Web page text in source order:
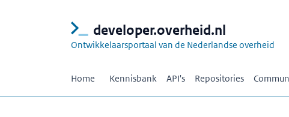
developer.overheid.nl
Ontwikkelaarsportaal van de Nederlandse overheid
Home Kennisbank API's Repositories